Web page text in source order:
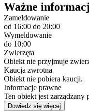
Ważne
Zameldowanie
od 16:00 do 20:00
Wymeldowanie
do 10:00
Zwierzęta
Obiekt nie przyjmuje
Kaucja zwrotna
Obiekt nie pobiera kaucji.
Informacje prawne
Ten obiekt jest zarządzany
Dowiedz się więcej